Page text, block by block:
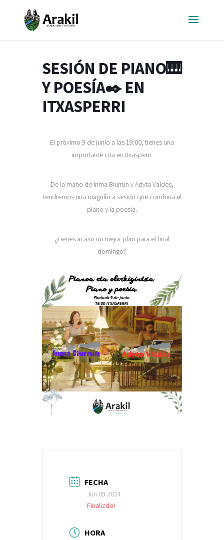
SESIÓN DE PIANO🎹
Y POESÍA✒️ EN
ITXASPERRI
El próximo 9 de junio a las 19:00, tienes una
importante cita en Itxasperri.
De la mano de Inma Biurrun y Adyta Valdés,
tendremos una magnífica sesión que combina el
piano y la poesía.
¿Tienes acaso un mejor plan para el final
domingo?
FECHA
Jun 09 2024
Finalizdo!
HORA